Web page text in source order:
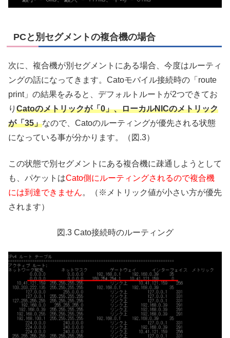
PCと別セグメントの複合機の場合
次に、複合機が別セグメントにある場合、今度はルーティ
ングの話になってきます。Catoモバイル接続時の「route
print」の結果をみると、デフォルトルートが2つできてお
り Catoのメトリックが「0」、ローカルNICのメトリック
が「35」なので、Catoのルーティングが優先される状態
になっている事が分かります。（図.3）
この状態で別セグメントにある複合機に疎通しようとして
も、パケットはCato側にルーティングされるので複合機
には到達できません。（※メトリック値が小さい方が優先
されます）
図.3 Cato接続時のルーティング